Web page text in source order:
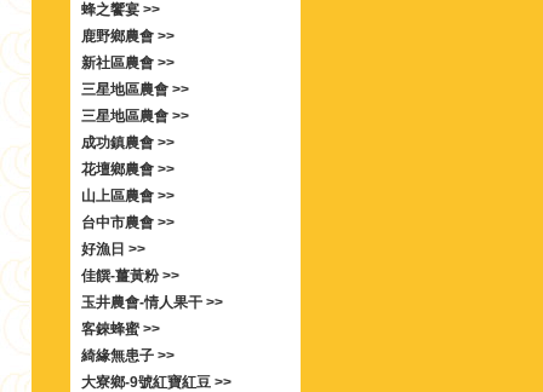
蜂之饗宴 >>
鹿野鄉農會 >>
新社區農會 >>
三星地區農會 >>
三星地區農會 >>
成功鎮農會 >>
花壇鄉農會 >>
山上區農會 >>
台中市農會 >>
好漁日 >>
佳饌-薑黃粉 >>
玉井農會-情人果干 >>
客錸蜂蜜 >>
綺緣無患子 >>
大寮鄉-9號紅寶紅豆 >>